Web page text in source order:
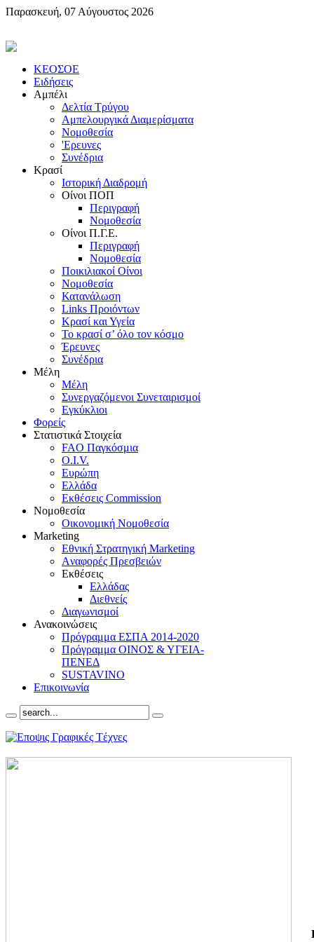
Παρασκευή, 07 Αύγουστος 2026
KEOΣOE
Ειδήσεις
Αμπέλι
Δελτία Τρύγου
Αμπελουργικά Διαμερίσματα
Nομοθεσία
'Eρευνες
Συνέδρια
Κρασί
Iστορική Διαδρομή
Oίνοι ΠOΠ
Περιγραφή
Nομοθεσία
Oίνοι Π.Γ.E.
Περιγραφή
Νομοθεσία
Ποικιλιακοί Oίνοι
Nομοθεσία
Κατανάλωση
Links Προιόντων
Κρασί και Υγεία
To κρασί σ’ όλο τον κόσμο
Έρευνες
Συνέδρια
Μέλη
Mέλη
Συνεργαζόμενοι Συνεταιρισμοί
Εγκύκλιοι
Φορείς
Στατιστικά Στοιχεία
FAO Παγκόσμια
O.I.V.
Ευρώπη
Ελλάδα
Eκθέσεις Commission
Νομοθεσία
Οικονομική Νομοθεσία
Marketing
Eθνική Στρατηγική Marketing
Aναφορές Πρεσβειών
Eκθέσεις
Eλλάδας
Διεθνείς
Διαγωνισμοί
Ανακοινώσεις
Πρόγραμμα ΕΣΠΑ 2014-2020
Πρόγραμμα ΟΙΝΟΣ & ΥΓΕΙΑ-
ΠΕΝΕΔ
SUSTAVINO
Επικοινωνία